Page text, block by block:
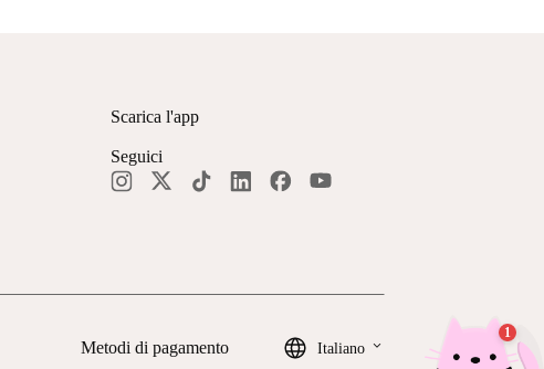
Scarica l'app
Seguici
Metodi di pagamento Italiano keyboard_arrow_down